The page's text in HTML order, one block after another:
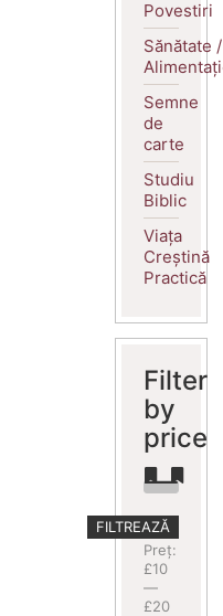
Povestiri
Sănătate /
Semne
de
carte
Studiu
Biblic
Viața
Creștină
Practică
Filter
by
price
Preț
minim
Preț
maxim
FILTREAZĂ
Preț:
£10
—
£20